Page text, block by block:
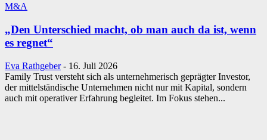
M&A
„Den Unterschied macht, ob man auch da ist, wenn
es regnet“
Eva Rathgeber - 16. Juli 2026
Family Trust versteht sich als unternehmerisch geprägter Investor,
der mittelständische Unternehmen nicht nur mit Kapital, sondern
auch mit operativer Erfahrung begleitet. Im Fokus stehen...